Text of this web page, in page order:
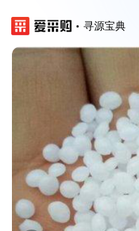
寻源宝典